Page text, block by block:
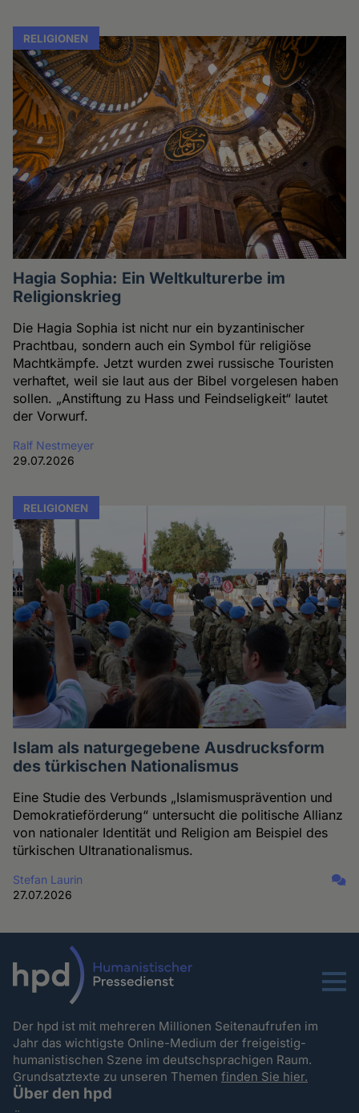
RELIGIONEN
Hagia Sophia: Ein Weltkulturerbe im
Religionskrieg
Die Hagia Sophia ist nicht nur ein byzantinischer
Prachtbau, sondern auch ein Symbol für religiöse
Machtkämpfe. Jetzt wurden zwei russische Touristen
verhaftet, weil sie laut aus der Bibel vorgelesen haben
sollen. „Anstiftung zu Hass und Feindseligkeit“ lautet
der Vorwurf.
Ralf Nestmeyer
29.07.2026
RELIGIONEN
Islam als naturgegebene Ausdrucksform
des türkischen Nationalismus
Eine Studie des Verbunds „Islamismusprävention und
Demokratieförderung“ untersucht die politische Allianz
von nationaler Identität und Religion am Beispiel des
türkischen Ultranationalismus.
Stefan Laurin
27.07.2026
Menu
Der hpd ist mit mehreren Millionen Seitenaufrufen im
Jahr das wichtigste Online-Medium der freigeistig-
humanistischen Szene im deutschsprachigen Raum.
Grundsatztexte zu unseren Themenfinden Sie hier.
Über den hpd